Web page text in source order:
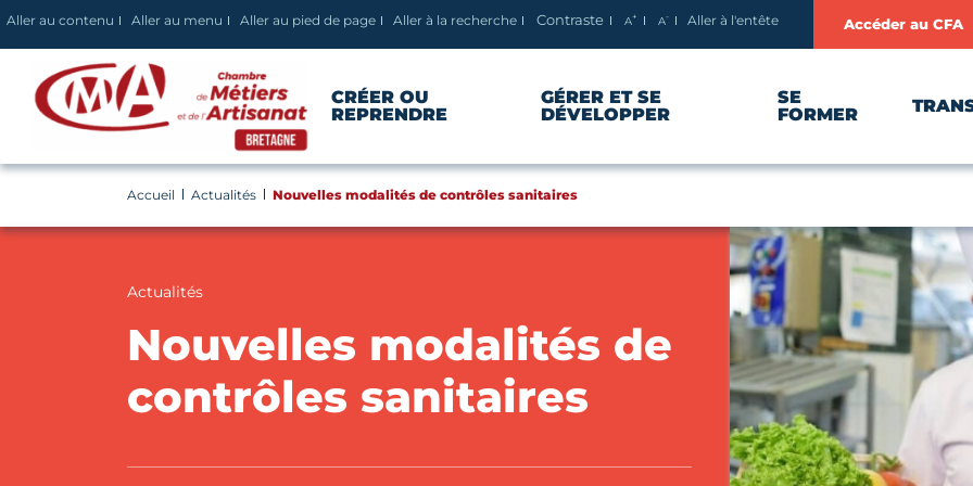
Panneau de gestion des cookies
Aller au contenu Aller au menu Aller au pied de page Aller à la recherche Contraste A+
Agrandir le texte
A-
Réduire le texte
Aller à l'entête Accéder au CFA
CRÉER OU
REPRENDRE
GÉRER ET SE
DÉVELOPPER
SE
FORMER
Accueil Actualités Nouvelles modalités de contrôles sanitaires
Actualités
Nouvelles modalités de
contrôles sanitaires